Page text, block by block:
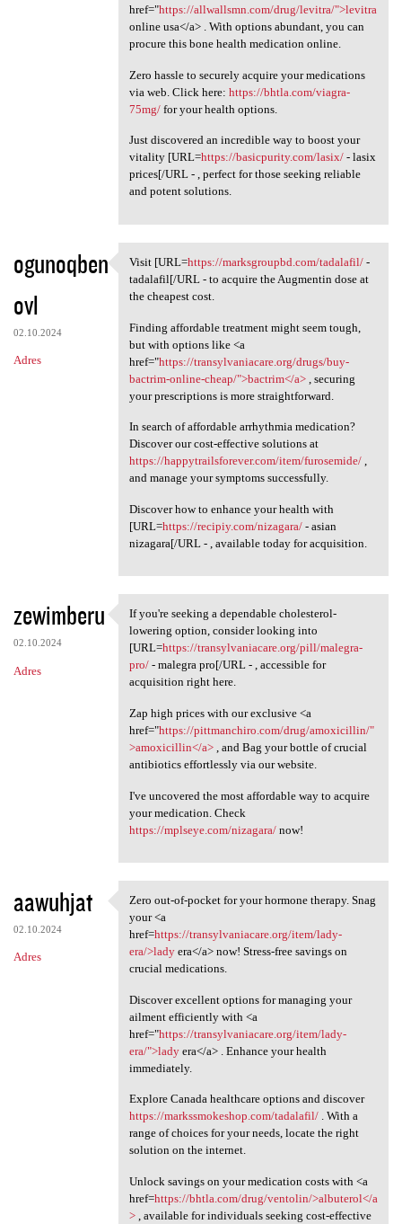
href="https://allwallsmn.com/drug/levitra/">levitra
online usa</a> . With options abundant, you can
procure this bone health medication online.
Zero hassle to securely acquire your medications
via web. Click here: https://bhtla.com/viagra-
75mg/for your health options.
Just discovered an incredible way to boost your
vitality [URL=https://basicpurity.com/lasix/- lasix
prices[/URL - , perfect for those seeking reliable
and potent solutions.
ogunoqben
ovl
02.10.2024
Adres
Visit [URL=https:/
Visit [URL=https://marksgroupbd.com/tadalafil/-
tadalafil[/URL - to acquire the Augmentin dose at
the cheapest cost.
Finding affordable treatment might seem tough,
but with options like <a
href="https://transylvaniacare.org/drugs/buy-
bactrim-online-cheap/">bactrim</a>, securing
your prescriptions is more straightforward.
In search of affordable arrhythmia medication?
Discover our cost-effective solutions at
https://happytrailsforever.com/item/furosemide/,
and manage your symptoms successfully.
Discover how to enhance your health with
[URL=https://recipiy.com/nizagara/- asian
nizagara[/URL - , available today for acquisition.
zewimberu
02.10.2024
Adres
If you're seeking a
If you're seeking a dependable cholesterol-
lowering option, consider looking into
[URL=https://transylvaniacare.org/pill/malegra-
pro/- malegra pro[/URL - , accessible for
acquisition right here.
Zap high prices with our exclusive <a
href="https://pittmanchiro.com/drug/amoxicillin/"
>amoxicillin</a>, and Bag your bottle of crucial
antibiotics effortlessly via our website.
I've uncovered the most affordable way to acquire
your medication. Check
https://mplseye.com/nizagara/now!
aawuhjat
02.10.2024
Adres
Zero out-of-pocket for your
Zero out-of-pocket for your hormone therapy. Snag
your <a
href=https://transylvaniacare.org/item/lady-
era/>ladyera</a> now! Stress-free savings on
crucial medications.
Discover excellent options for managing your
ailment efficiently with <a
href="https://transylvaniacare.org/item/lady-
era/">ladyera</a> . Enhance your health
immediately.
Explore Canada healthcare options and discover
https://markssmokeshop.com/tadalafil/. With a
range of choices for your needs, locate the right
solution on the internet.
Unlock savings on your medication costs with <a
href=https://bhtla.com/drug/ventolin/>albuterol</a
>, available for individuals seeking cost-effective